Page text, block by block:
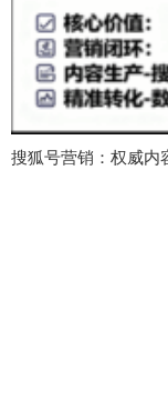
搜狐号营销：权威内